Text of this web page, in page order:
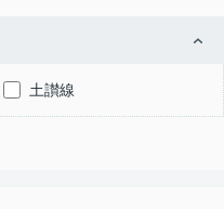
土讃線